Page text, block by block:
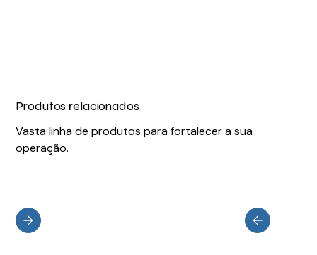
Produtos relacionados
Vasta linha de produtos para fortalecer a sua
operação.